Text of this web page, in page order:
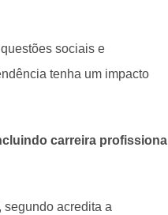
sociais e
tenha um impacto
carreira profissional
segundo acredita a